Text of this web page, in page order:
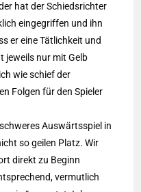
hat der Schiedsrichter
eingegriffen und ihn
er eine Tätlichkeit und
jeweils nur mit Gelb
wie schief der
Folgen für den Spieler
Auswärtsspiel in
so geilen Platz. Wir
direkt zu Beginn
vermutlich